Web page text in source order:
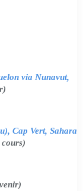
via Nunavut,
Cap Vert, Sahara
cours)